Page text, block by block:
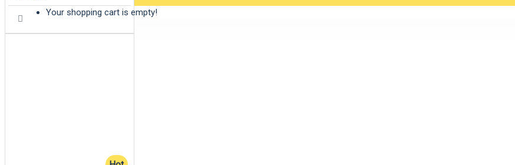
Your shopping cart is empty!